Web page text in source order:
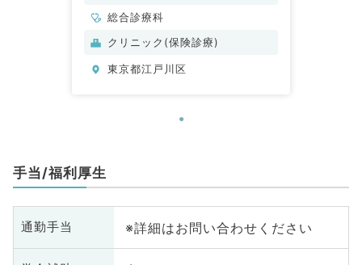
総合診療科
クリニック(保険診療)
東京都江戸川区
手当/福利厚生
通勤手当 ※詳細はお問い合わせください